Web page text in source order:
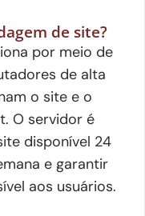
de site?
por meio de
de alta
o site e o
O servidor é
disponível 24
e garantir
aos usuários.